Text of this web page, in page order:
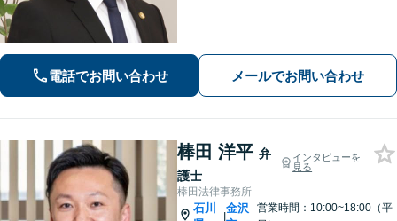
所】【夜間・土日祝相談可】
電話でお問い合わせ メールでお問い合わせ
棒田 洋平 弁
護士
インタビューを
見る
棒田法律事務所
石川
|
金沢
営業時間：10:00~18:00（平